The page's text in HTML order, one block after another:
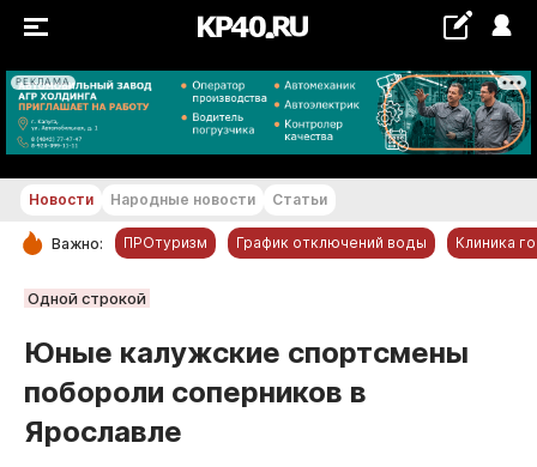
РЕКЛАМА
+28...+29 °С
РУБРИКИ
Новости компаний
Статьи
Народные новости
Новости Народные новости Статьи
Важно: ПРОтуризм График отключений воды Клиника
Одной строкой
Юные калужские спортсмены
побороли соперников в
Ярославле